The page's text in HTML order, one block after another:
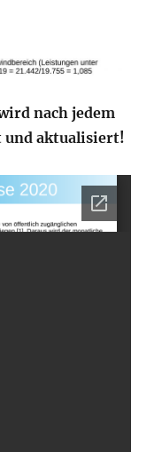
nach jedem
und aktualisiert!